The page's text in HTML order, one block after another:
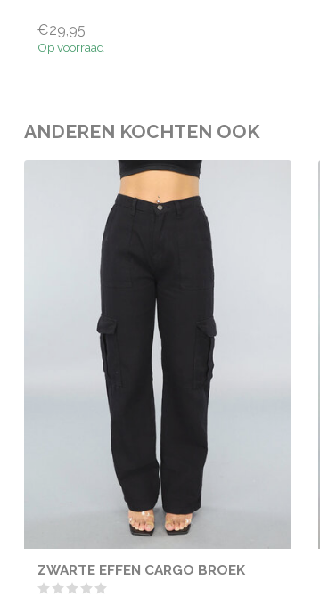
€29,95
Op voorraad
ANDEREN KOCHTEN OOK
ZWARTE EFFEN CARGO BROEK